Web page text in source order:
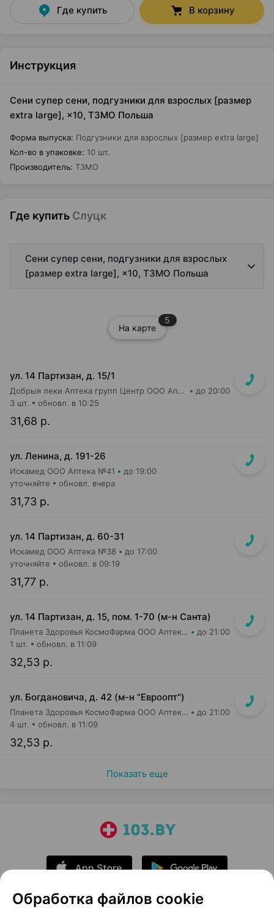
Где купить В корзину
Инструкция
Сени супер сени, подгузники для взрослых [размер
extra large], ×10, ТЗМО Польша
Форма выпуска: Подгузники для взрослых [размер extra large]
Кол-во в упаковке: 10 шт.
Производитель: ТЗМО
Где купить Слуцк
Сени супер сени, подгузники для взрослых
[размер extra large], ×10, ТЗМО Польша
На карте
5
ул. 14 Партизан, д. 15/1
Добрыя леки Аптека групп Центр ООО Аптека №57 до 20:00
31,68 р.
3 шт. обновл. в 10:25
ул. Ленина, д. 191-26
Искамед ООО Аптека №41 до 19:00
31,73 р.
уточняйте обновл. вчера
ул. 14 Партизан, д. 60-31
Искамед ООО Аптека №38 до 17:00
31,77 р.
уточняйте обновл. в 09:19
ул. 14 Партизан, д. 15, пом. 1-70 (м-н Санта)
Планета Здоровья КосмоФарма ООО Аптека №35 до 21:00
32,53 р.
1 шт. обновл. в 11:09
ул. Богдановича, д. 42 (м-н "Евроопт")
Планета Здоровья КосмоФарма ООО Аптека №1 до 21:00
32,53 р.
4 шт. обновл. в 11:09
Показать еще
Обработка файлов cookie